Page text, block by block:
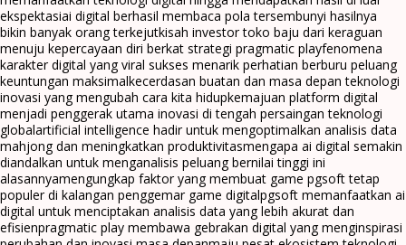
ekspektasiai digital berhasil membaca pola tersembunyi hasilnya
bikin banyak orang terkejutkisah investor toko baju dari keraguan
menuju kepercayaan diri berkat strategi pragmatic playfenomena
karakter digital yang viral sukses menarik perhatian berburu peluang
keuntungan maksimalkecerdasan buatan dan masa depan teknologi
inovasi yang mengubah cara kita hidupkemajuan platform digital
menjadi penggerak utama inovasi di tengah persaingan teknologi
globalartificial intelligence hadir untuk mengoptimalkan analisis data
mahjong dan meningkatkan produktivitasmengapa ai digital semakin
diandalkan untuk menganalisis peluang bernilai tinggi ini
alasannyamengungkap faktor yang membuat game pgsoft tetap
populer di kalangan penggemar game digitalpgsoft memanfaatkan ai
digital untuk menciptakan analisis data yang lebih akurat dan
efisienpragmatic play membawa gebrakan digital yang menginspirasi